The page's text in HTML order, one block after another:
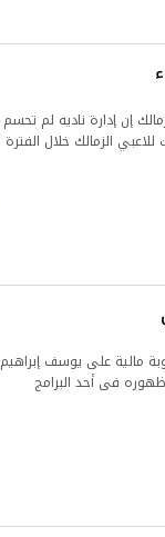
إن إدارة ناديه لم تحسم
الزمالك خلال الفترة
مالية على يوسف إبراهيم
فى أحد البرامج